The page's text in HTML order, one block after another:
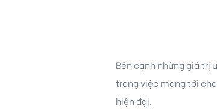
Bên cạnh những giá trị
trong việc mang tới
hiện đại.